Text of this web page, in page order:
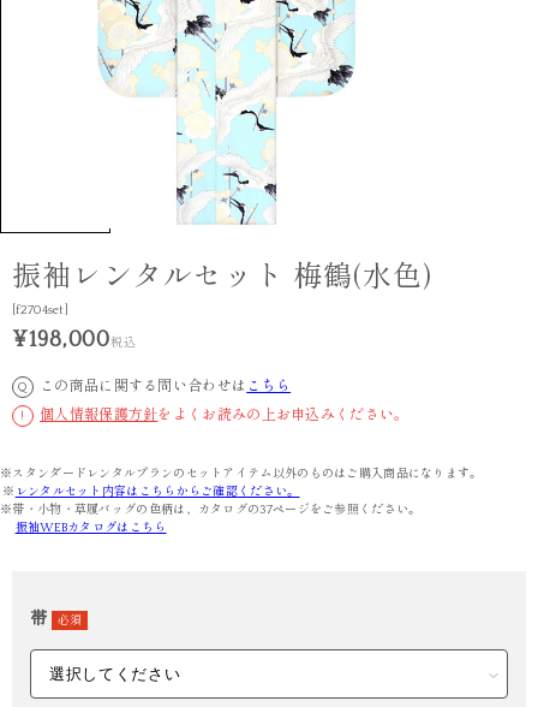
振袖レンタルセット 梅鶴(水色)
[f2704set]
¥198,000税込
Q この商品に関する問い合わせは こちら
! 個人情報保護方針をよくお読みの上お申込みください。
※スタンダードレンタルプランのセットアイテム以外のものはご購入商品になります。
※ レンタルセット内容はこちらからご確認ください。
※帯・小物・草履バッグの色柄は、カタログの37ページをご参照ください。
振袖WEBカタログはこちら
帯 必須